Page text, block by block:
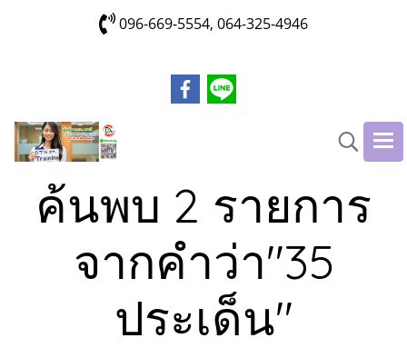
096-669-5554, 064-325-4946
ค้นพบ 2 รายการ
จากคำว่า"35
ประเด็น"